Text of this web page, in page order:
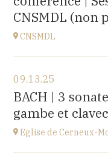
at20H00
Buy your tickets
CNSMDL (non
CNSMDL
CNSMD |
et Danse de Lyon
3 quai Chauveau,
at
09.13.25
BACH | 3
gambe et
Eglise de Cerneux-